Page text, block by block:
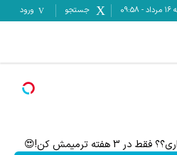
-
09:58 جستجو ورود
تا %60 تخفیف محصولات جین وست + خرید در 4 قسط